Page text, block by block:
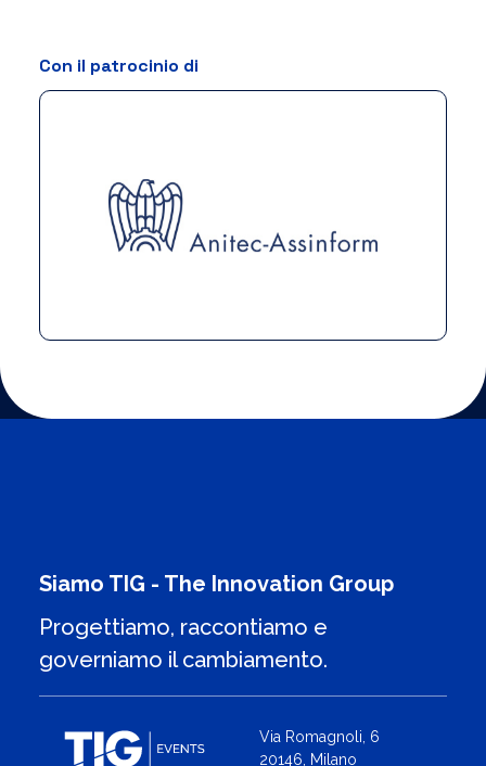
Con il patrocinio di
Siamo TIG - The Innovation Group
Progettiamo, raccontiamo e
governiamo il cambiamento.
Via Romagnoli, 6
20146, Milano